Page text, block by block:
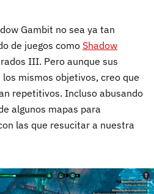
Gambit no sea ya tan
de juegos como Shadow
III. Pero aunque sus
mismos objetivos, creo que
repetitivos. Incluso abusando
algunos mapas para
las que resucitar a nuestra